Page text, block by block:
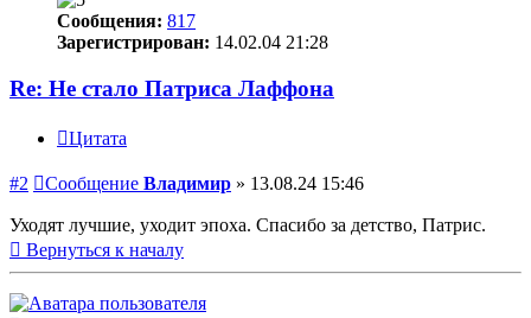
Сообщения: 817
Зарегистрирован: 14.02.04 21:28
Re: Не стало Патриса Лаффона
Цитата
#2 Сообщение Владимир » 13.08.24 15:46
Уходят лучшие, уходит эпоха. Спасибо за детство, Патрис.
Вернуться к началу